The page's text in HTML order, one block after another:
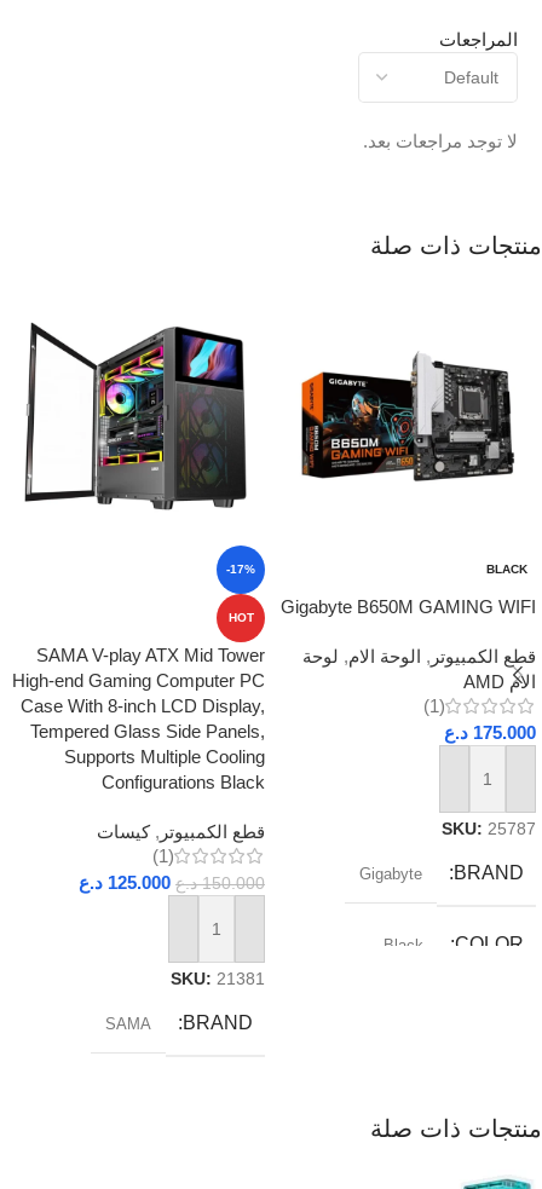
المراجعات
لا توجد مراجعات بعد.
منتجات ذات صلة
BLACK
Gigabyte B650M GAMING WIFI
قطع الكمبيوتر , الوحة الام, لوحة
الام AMD
(1)
175.000 د.ع
إضافة إلى السلة
SKU: 25787
BRAND
Gigabyte
COLOR
Black
-17%
HOT
SAMA V-play ATX Mid Tower
High-end Gaming Computer PC
Case With 8-inch LCD Display,
Tempered Glass Side Panels,
Supports Multiple Cooling
Configurations Black
قطع الكمبيوتر , كيسات
(1)
150.000 د.ع 125.000 د.ع
إضافة إلى السلة
SKU: 21381
BRAND
SAMA
منتجات ذات صلة